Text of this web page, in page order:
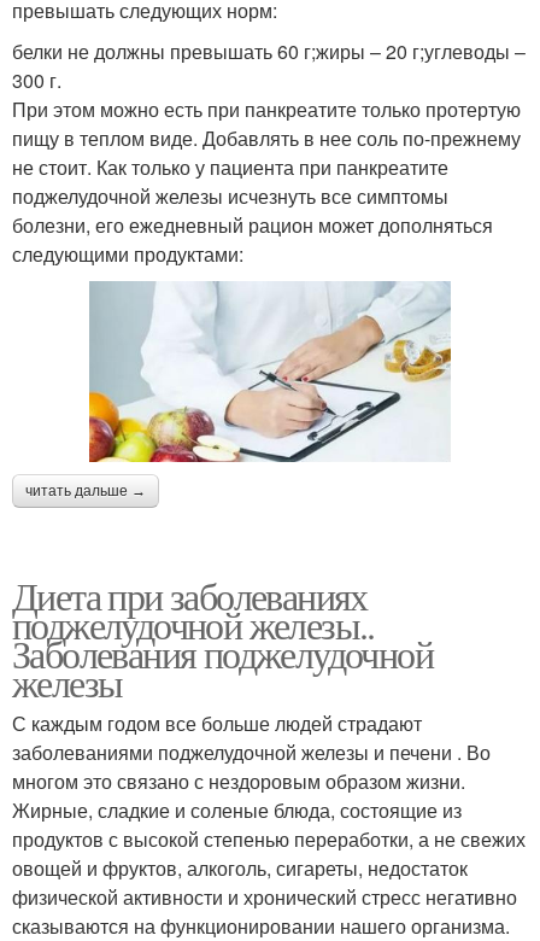
превышать следующих норм:
белки не должны превышать 60 г;жиры – 20 г;углеводы –
300 г.
При этом можно есть при панкреатите только протертую
пищу в теплом виде. Добавлять в нее соль по-прежнему
не стоит. Как только у пациента при панкреатите
поджелудочной железы исчезнуть все симптомы
болезни, его ежедневный рацион может дополняться
следующими продуктами:
читать дальше →
Диета при заболеваниях
поджелудочной железы..
Заболевания поджелудочной
железы
С каждым годом все больше людей страдают
заболеваниями поджелудочной железы и печени . Во
многом это связано с нездоровым образом жизни.
Жирные, сладкие и соленые блюда, состоящие из
продуктов с высокой степенью переработки, а не свежих
овощей и фруктов, алкоголь, сигареты, недостаток
физической активности и хронический стресс негативно
сказываются на функционировании нашего организма.